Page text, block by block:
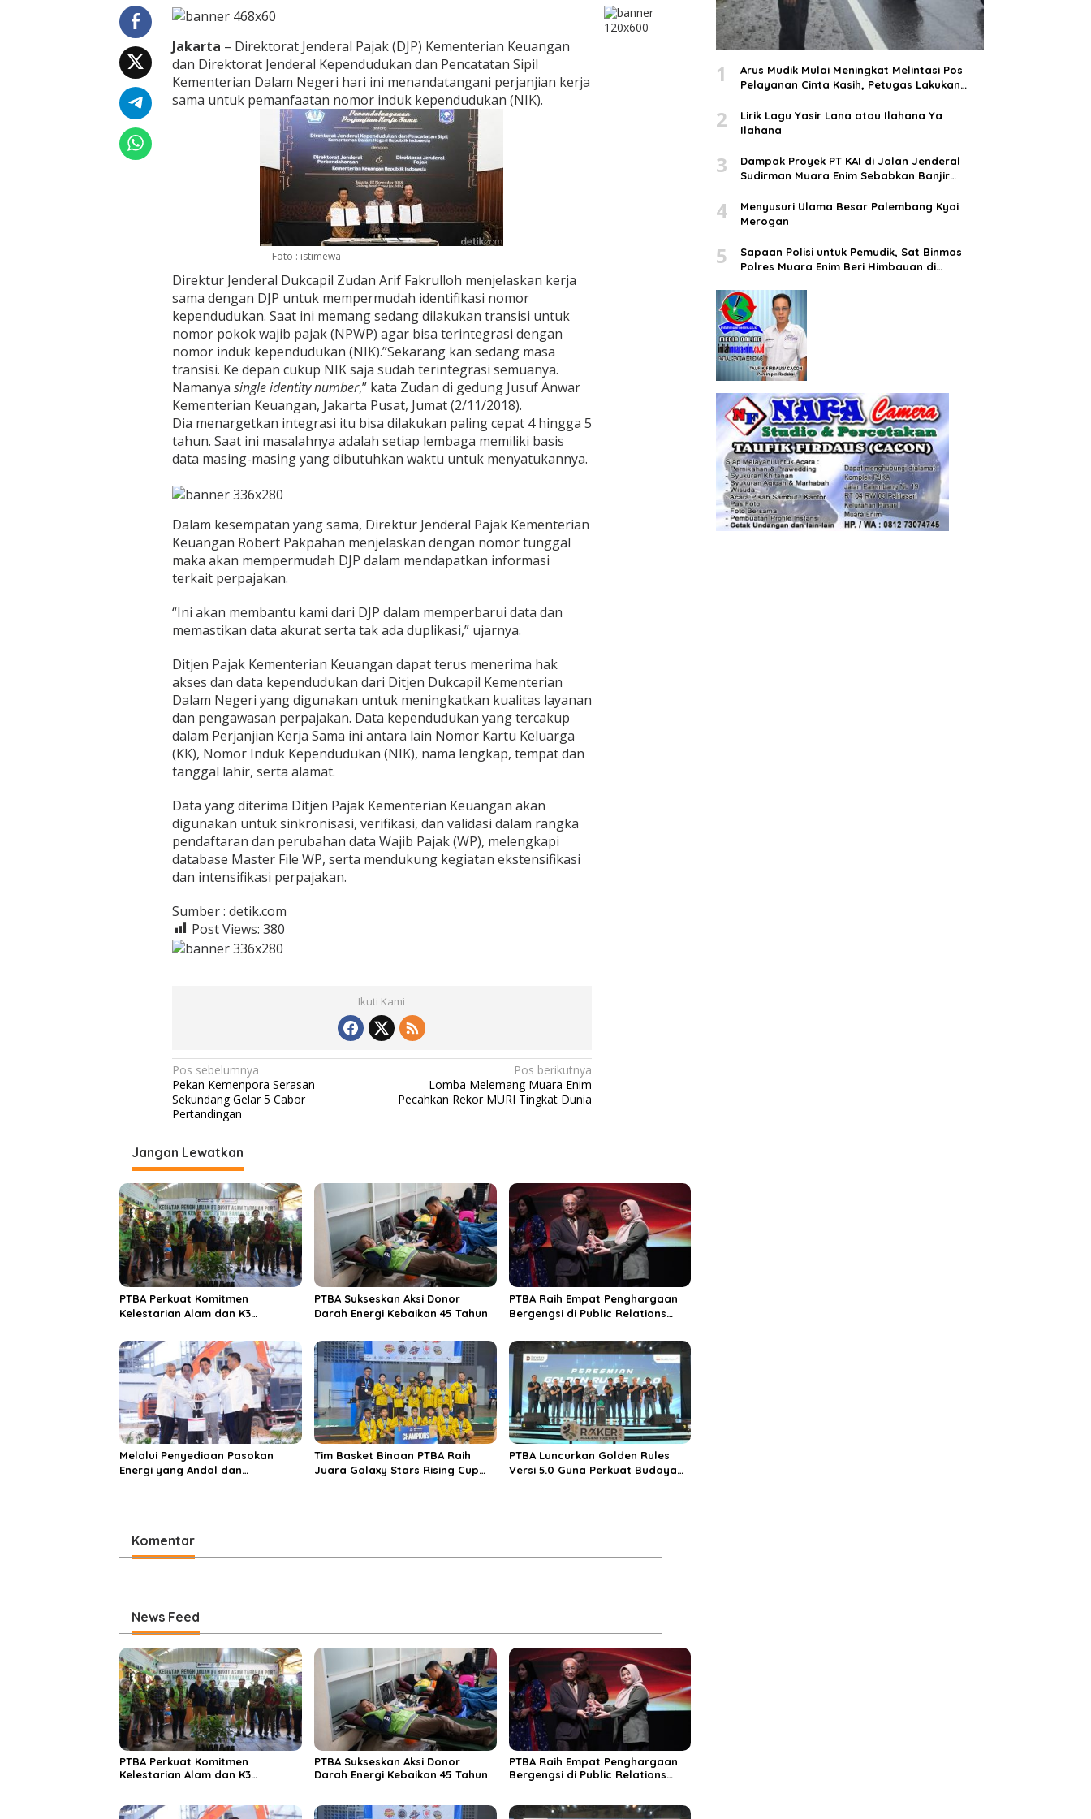
!
K
T
P
a
k
a
s
i
N
P
W
P
Jakarta – Direktorat Jenderal Pajak (DJP) Kementerian Keuangan
dan Direktorat Jenderal Kependudukan dan Pencatatan Sipil
Kementerian Dalam Negeri hari ini menandatangani perjanjian kerja
sama untuk pemanfaatan nomor induk kependudukan (NIK).
Foto : istimewa
Direktur Jenderal Dukcapil Zudan Arif Fakrulloh menjelaskan kerja
sama dengan DJP untuk mempermudah identifikasi nomor
kependudukan. Saat ini memang sedang dilakukan transisi untuk
nomor pokok wajib pajak (NPWP) agar bisa terintegrasi dengan
nomor induk kependudukan (NIK).”Sekarang kan sedang masa
transisi. Ke depan cukup NIK saja sudah terintegrasi semuanya.
Namanya single identity number,” kata Zudan di gedung Jusuf Anwar
Kementerian Keuangan, Jakarta Pusat, Jumat (2/11/2018).
Dia menargetkan integrasi itu bisa dilakukan paling cepat 4 hingga 5
tahun. Saat ini masalahnya adalah setiap lembaga memiliki basis
data masing-masing yang dibutuhkan waktu untuk menyatukannya.
Dalam kesempatan yang sama, Direktur Jenderal Pajak Kementerian
Keuangan Robert Pakpahan menjelaskan dengan nomor tunggal
maka akan mempermudah DJP dalam mendapatkan informasi
terkait perpajakan.
“Ini akan membantu kami dari DJP dalam memperbarui data dan
memastikan data akurat serta tak ada duplikasi,” ujarnya.
Ditjen Pajak Kementerian Keuangan dapat terus menerima hak
akses dan data kependudukan dari Ditjen Dukcapil Kementerian
Dalam Negeri yang digunakan untuk meningkatkan kualitas layanan
dan pengawasan perpajakan. Data kependudukan yang tercakup
dalam Perjanjian Kerja Sama ini antara lain Nomor Kartu Keluarga
(KK), Nomor Induk Kependudukan (NIK), nama lengkap, tempat dan
tanggal lahir, serta alamat.
Data yang diterima Ditjen Pajak Kementerian Keuangan akan
digunakan untuk sinkronisasi, verifikasi, dan validasi dalam rangka
pendaftaran dan perubahan data Wajib Pajak (WP), melengkapi
database Master File WP, serta mendukung kegiatan ekstensifikasi
dan intensifikasi perpajakan.
Sumber : detik.com
Post Views: 380
Ikuti Kami
N
a
v
g
a
s
i
p
o
s
Pos sebelumnya
Pekan Kemenpora Serasan
Sekundang Gelar 5 Cabor
Pertandingan
Pos berikutnya
Lomba Melemang Muara Enim
Pecahkan Rekor MURI Tingkat Dunia
Jangan Lewatkan
PTBA Perkuat Komitmen
Kelestarian Alam dan K3
PTBA Sukseskan Aksi Donor
Darah Energi Kebaikan 45 Tahun
PTBA Raih Empat Penghargaan
Bergengsi di Public Relations
Bangun Komunikasi Kredibel dan
Bernilai
Melalui Penyediaan Pasokan
Energi yang Andal dan
Tim Basket Binaan PTBA Raih
Juara Galaxy Stars Rising Cup
PTBA Luncurkan Golden Rules
Versi 5.0 Guna Perkuat Budaya
Komentar
News Feed
PTBA Perkuat Komitmen
Kelestarian Alam dan K3
PTBA Sukseskan Aksi Donor
Darah Energi Kebaikan 45 Tahun
PTBA Raih Empat Penghargaan
Bergengsi di Public Relations
Bernilai
1
Arus Mudik Mulai Meningkat Melintasi Pos
Pelayanan Cinta Kasih, Petugas Lakukan
2
Lirik Lagu Yasir Lana atau Ilahana Ya
Ilahana
3
Dampak Proyek PT KAI di Jalan Jenderal
Sudirman Muara Enim Sebabkan Banjir
4
Menyusuri Ulama Besar Palembang Kyai
Merogan
5
Sapaan Polisi untuk Pemudik, Sat Binmas
Polres Muara Enim Beri Himbauan di